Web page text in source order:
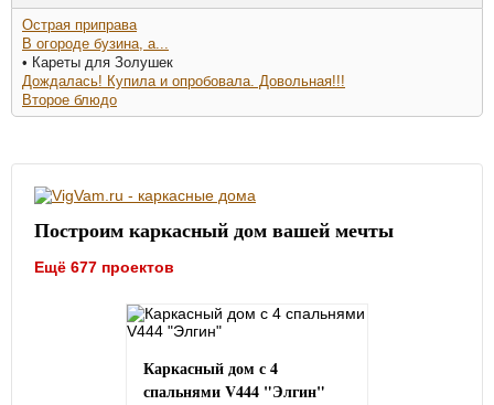
Острая приправа
В огороде бузина, а...
• Кареты для Золушек
Дождалась! Купила и опробовала. Довольная!!!
Второе блюдо
Построим каркасный дом вашей мечты
Ещё 677 проектов
Каркасный дом с 4
спальнями V444 "Элгин"